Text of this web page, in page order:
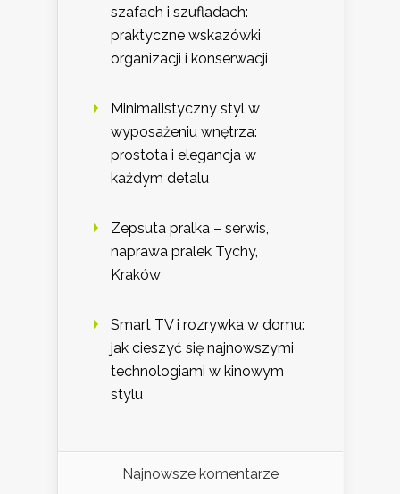
szafach i szufladach:
praktyczne wskazówki
organizacji i konserwacji
Minimalistyczny styl w
wyposażeniu wnętrza:
prostota i elegancja w
każdym detalu
Zepsuta pralka – serwis,
naprawa pralek Tychy,
Kraków
Smart TV i rozrywka w domu:
jak cieszyć się najnowszymi
technologiami w kinowym
stylu
Najnowsze komentarze